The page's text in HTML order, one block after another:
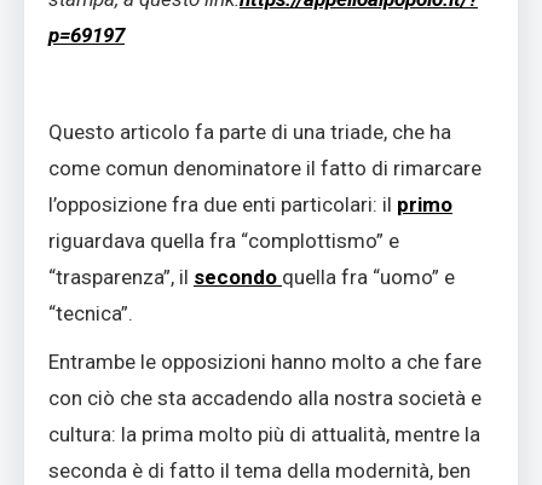
p=69197
Questo articolo fa parte di una triade, che ha
come comun denominatore il fatto di rimarcare
l’opposizione fra due enti particolari: il primo
riguardava quella fra “complottismo” e
“trasparenza”, il secondo quella fra “uomo” e
“tecnica”.
Entrambe le opposizioni hanno molto a che fare
con ciò che sta accadendo alla nostra società e
cultura: la prima molto più di attualità, mentre la
seconda è di fatto il tema della modernità, ben